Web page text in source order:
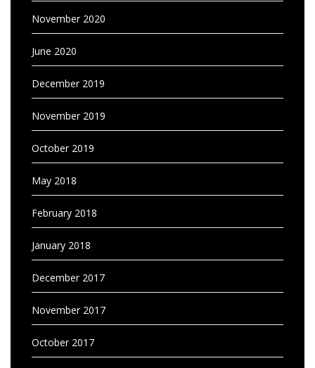
November 2020
June 2020
December 2019
November 2019
October 2019
May 2018
February 2018
January 2018
December 2017
November 2017
October 2017